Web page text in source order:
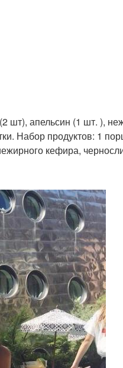
шт), апельсин (1 шт. ),
Набор продуктов: 1
кефира,